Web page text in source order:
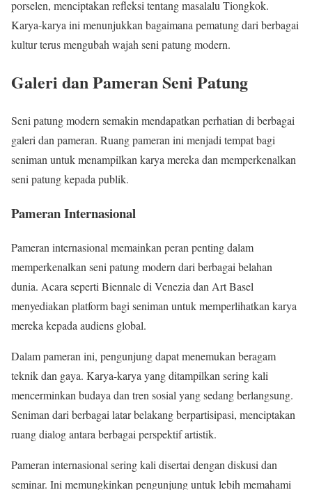
porselen, menciptakan refleksi tentang masalalu Tiongkok.
Karya-karya ini menunjukkan bagaimana pematung dari berbagai
kultur terus mengubah wajah seni patung modern.
Galeri dan Pameran Seni Patung
Seni patung modern semakin mendapatkan perhatian di berbagai
galeri dan pameran. Ruang pameran ini menjadi tempat bagi
seniman untuk menampilkan karya mereka dan memperkenalkan
seni patung kepada publik.
Pameran Internasional
Pameran internasional memainkan peran penting dalam
memperkenalkan seni patung modern dari berbagai belahan
dunia. Acara seperti Biennale di Venezia dan Art Basel
menyediakan platform bagi seniman untuk memperlihatkan karya
mereka kepada audiens global.
Dalam pameran ini, pengunjung dapat menemukan beragam
teknik dan gaya. Karya-karya yang ditampilkan sering kali
mencerminkan budaya dan tren sosial yang sedang berlangsung.
Seniman dari berbagai latar belakang berpartisipasi, menciptakan
ruang dialog antara berbagai perspektif artistik.
Pameran internasional sering kali disertai dengan diskusi dan
seminar. Ini memungkinkan pengunjung untuk lebih memahami